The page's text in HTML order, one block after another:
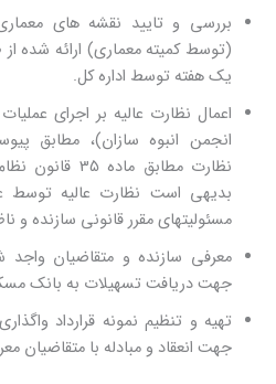
بررسی و تایید نقشه های
(توسط کمیته معماری) ارائه شده
یک هفته توسط اداره کل.
اعمال نظارت عالیه بر اجرای
انجمن انبوه سازان)، مطابق
نظارت مطابق
بدیهی است نظارت عالیه توسط
مسئولیتهای مقرر قانونی سازنده و
معرفی سازنده و متقاضیان
جهت دریافت تسهیلات به بانک
تهیه و تنظیم نمونه قرارداد
جهت انعقاد و مبادله با متقاضیان